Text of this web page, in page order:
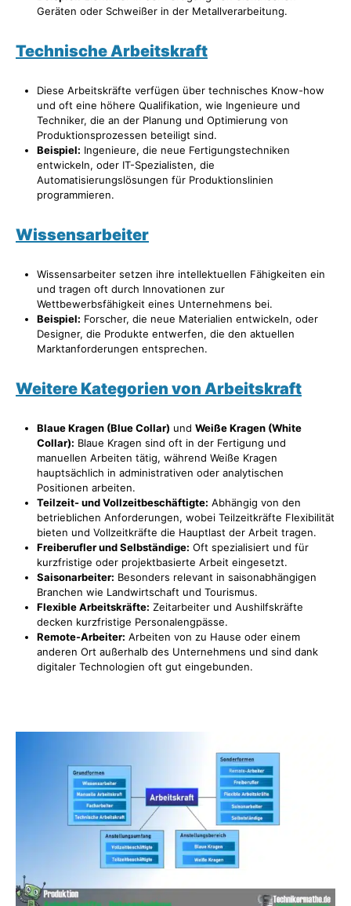
Geräten oder Schweißer in der Metallverarbeitung.
Technische Arbeitskraft
Diese Arbeitskräfte verfügen über technisches Know-how
und oft eine höhere Qualifikation, wie Ingenieure und
Techniker, die an der Planung und Optimierung von
Produktionsprozessen beteiligt sind.
Beispiel: Ingenieure, die neue Fertigungstechniken
entwickeln, oder IT-Spezialisten, die
Automatisierungslösungen für Produktionslinien
programmieren.
Wissensarbeiter
Wissensarbeiter setzen ihre intellektuellen Fähigkeiten ein
und tragen oft durch Innovationen zur
Wettbewerbsfähigkeit eines Unternehmens bei.
Beispiel: Forscher, die neue Materialien entwickeln, oder
Designer, die Produkte entwerfen, die den aktuellen
Marktanforderungen entsprechen.
Weitere Kategorien von Arbeitskraft
Blaue Kragen (Blue Collar) und Weiße Kragen (White
Collar): Blaue Kragen sind oft in der Fertigung und
manuellen Arbeiten tätig, während Weiße Kragen
hauptsächlich in administrativen oder analytischen
Positionen arbeiten.
Teilzeit- und Vollzeitbeschäftigte: Abhängig von den
betrieblichen Anforderungen, wobei Teilzeitkräfte Flexibilität
bieten und Vollzeitkräfte die Hauptlast der Arbeit tragen.
Freiberufler und Selbständige: Oft spezialisiert und für
kurzfristige oder projektbasierte Arbeit eingesetzt.
Saisonarbeiter: Besonders relevant in saisonabhängigen
Branchen wie Landwirtschaft und Tourismus.
Flexible Arbeitskräfte: Zeitarbeiter und Aushilfskräfte
decken kurzfristige Personalengpässe.
Remote-Arbeiter: Arbeiten von zu Hause oder einem
anderen Ort außerhalb des Unternehmens und sind dank
digitaler Technologien oft gut eingebunden.